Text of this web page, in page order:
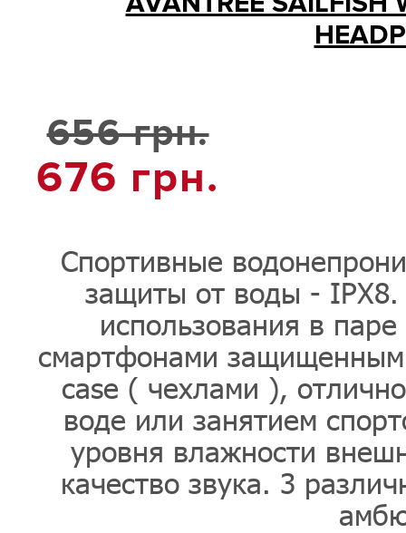
656 грн.
676 грн.
Спортивные
защиты от воды -
использования в
смартфонами
case ( чехлами ),
воде или занятием
уровня влажности
качество звука. 3